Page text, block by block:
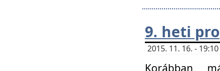
9. heti
2015. 11. 16. -
Korábban